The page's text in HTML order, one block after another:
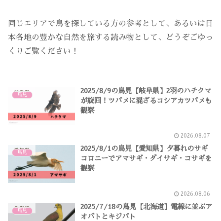
同じエリアで鳥を探している方の参考として、あるいは日
本各地の豊かな自然を旅する読み物として、どうぞごゆっ
くりご覧ください！
鳥見
2025/8/9の鳥見【岐阜県】2羽のハチクマ
が旋回！ツバメに混ざるコシアカツバメも
観察
2026.08.07
鳥見
2025/8/1の鳥見【愛知県】夕暮れのサギ
コロニーでアマサギ・ダイサギ・コサギを
観察
2026.08.06
鳥見
2025/7/18の鳥見【北海道】電線に並ぶア
オバトとキジバト